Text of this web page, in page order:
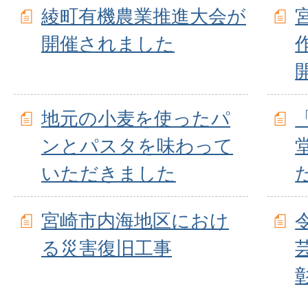
綾町有機農業推進大会が
開催されました
地元の小麦を使ったパ
ンとパスタを味わって
いただきました
宮崎市内海地区におけ
る災害復旧工事